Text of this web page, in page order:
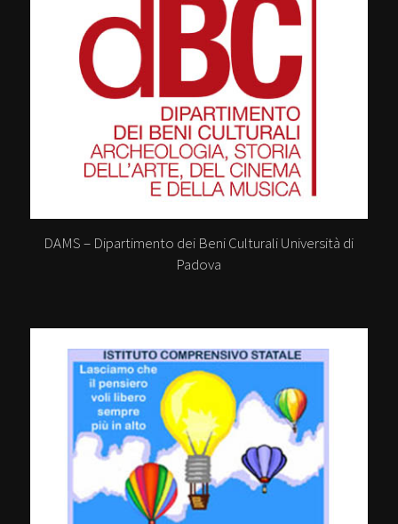
DAMS – Dipartimento dei Beni Culturali Università di
Padova